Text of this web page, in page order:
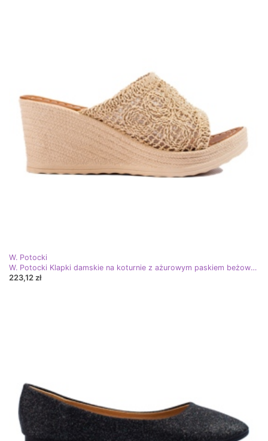
W. Potocki
W. Potocki Klapki damskie na koturnie z ażurowym paskiem beżowe Potocki beżowy
223,12 zł